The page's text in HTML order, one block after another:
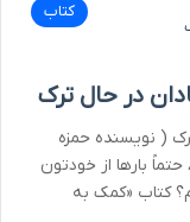
کتاب
در حال ترک
( نویسنده حمزه
بارها از خودتون
کتاب «کمک به